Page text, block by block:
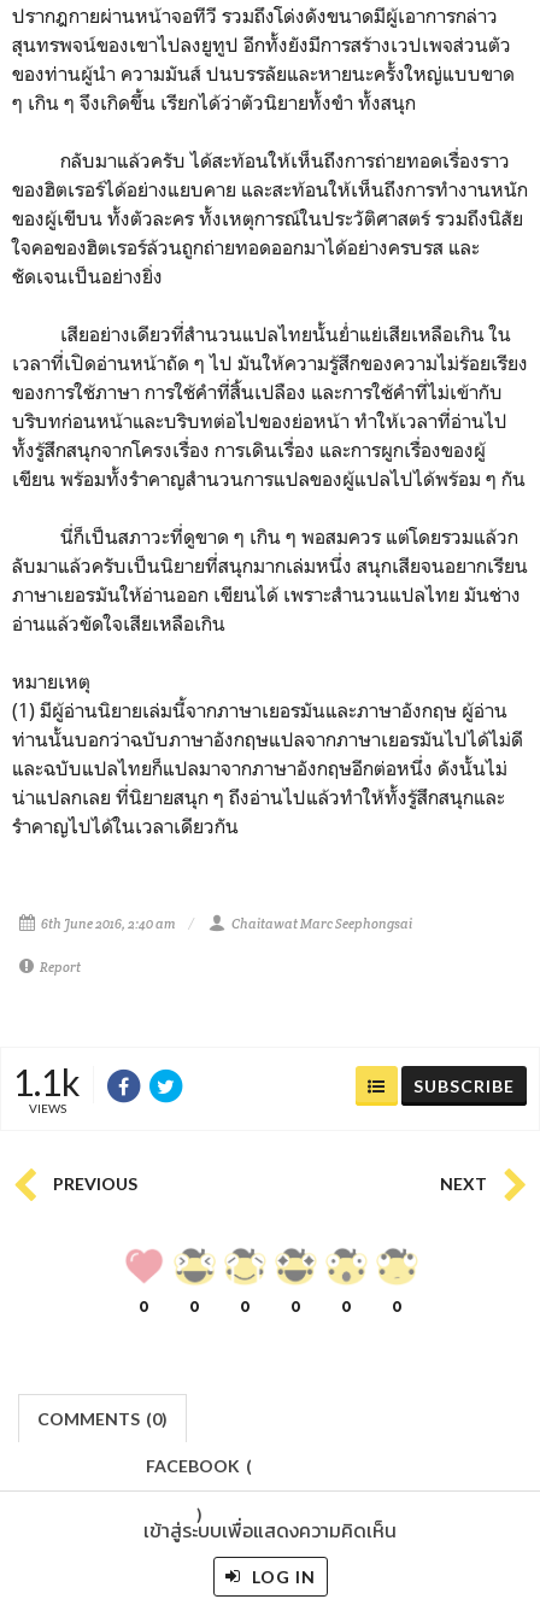
ปรากฎกายผ่านหน้าจอทีวี รวมถึงโด่งดังขนาดมีผู้เอาการกล่าว
สุนทรพจน์ของเขาไปลงยูทูป อีกทั้งยังมีการสร้างเวปเพจส่วนตัว
ของท่านผู้นำ ความมันส์ ปนบรรลัยและหายนะครั้งใหญ่แบบขาด
ๆ เกิน ๆ จึงเกิดขึ้น เรียกได้ว่าตัวนิยายทั้งขำ ทั้งสนุก
กลับมาแล้วครับ ได้สะท้อนให้เห็นถึงการถ่ายทอดเรื่องราว
ของฮิตเรอร์ได้อย่างแยบคาย และสะท้อนให้เห็นถึงการทำงานหนัก
ของผู้เขีบน ทั้งตัวละคร ทั้งเหตุการณ์ในประวัติศาสตร์ รวมถึงนิสัย
ใจคอของฮิตเรอร์ล้วนถูกถ่ายทอดออกมาได้อย่างครบรส และ
ชัดเจนเป็นอย่างยิ่ง
เสียอย่างเดียวที่สำนวนแปลไทยนั้นย่ำแย่เสียเหลือเกิน ใน
เวลาที่เปิดอ่านหน้าถัด ๆ ไป มันให้ความรู้สึกของความไม่ร้อยเรียง
ของการใช้ภาษา การใช้คำที่สิ้นเปลือง และการใช้คำที่ไม่เข้ากับ
บริบทก่อนหน้าและบริบทต่อไปของย่อหน้า ทำให้เวลาที่อ่านไป
ทั้งรู้สึกสนุกจากโครงเรื่อง การเดินเรื่อง และการผูกเรื่องของผู้
เขียน พร้อมทั้งรำคาญสำนวนการแปลของผู้แปลไปได้พร้อม ๆ กัน
นี่ก็เป็นสภาวะที่ดูขาด ๆ เกิน ๆ พอสมควร แต่โดยรวมแล้วก
ลับมาแล้วครับเป็นนิยายที่สนุกมากเล่มหนึ่ง สนุกเสียจนอยากเรียน
ภาษาเยอรมันให้อ่านออก เขียนได้ เพราะสำนวนแปลไทย มันช่าง
อ่านแล้วขัดใจเสียเหลือเกิน
หมายเหตุ
(1) มีผู้อ่านนิยายเล่มนี้จากภาษาเยอรมันและภาษาอังกฤษ ผู้อ่าน
ท่านนั้นบอกว่าฉบับภาษาอังกฤษแปลจากภาษาเยอรมันไปได้ไม่ดี
และฉบับแปลไทยก็แปลมาจากภาษาอังกฤษอีกต่อหนึ่ง ดังนั้นไม่
น่าแปลกเลย ที่นิยายสนุก ๆ ถึงอ่านไปแล้วทำให้ทั้งรู้สึกสนุกและ
รำคาญไปได้ในเวลาเดียวกัน
6th June 2016, 2:40 am Chaitawat Marc Seephongsai
Report
1.1k
VIEWS
SUBSCRIBE
PREVIOUS NEXT
0 0 0 0 0 0
COMMENTS (0)
FACEBOOK (
)
เข้าสู่ระบบเพื่อแสดงความคิดเห็น
LOG IN